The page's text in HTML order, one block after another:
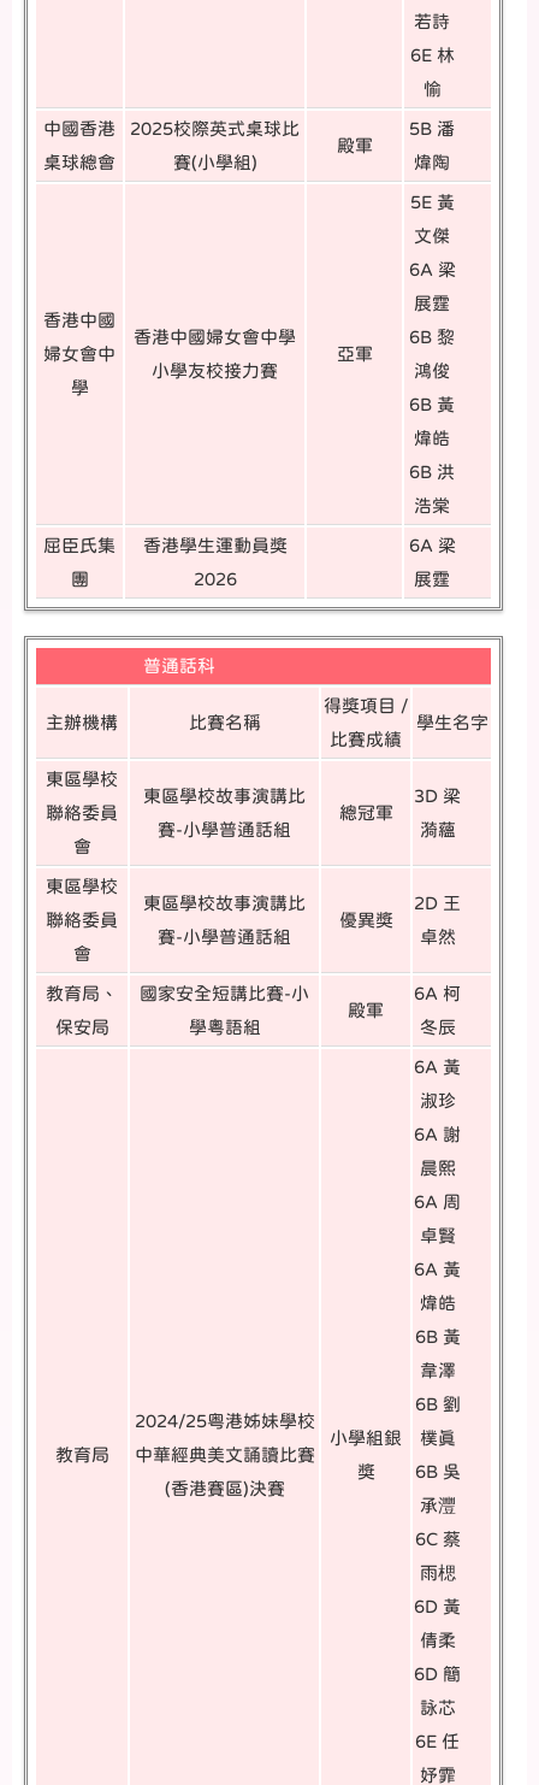
若詩
6E 林
愉
中國香港
桌球總會
2025校際英式桌球比
賽(小學組)
殿軍
5B 潘
煒陶
香港中國
婦女會中
學
香港中國婦女會中學
小學友校接力賽
亞軍
5E 黃
文傑
6A 梁
展霆
6B 黎
鴻俊
6B 黃
煒皓
6B 洪
浩棠
屈臣氏集
團
香港學生運動員獎
2026
6A 梁
展霆
普通話科
主辦機構 比賽名稱
得獎項目 /
比賽成績
學生名字
東區學校
聯絡委員
會
東區學校故事演講比
賽-小學普通話組
總冠軍
3D 梁
漪蘊
東區學校
聯絡委員
會
東區學校故事演講比
賽-小學普通話組
優異獎
2D 王
卓然
教育局、
保安局
國家安全短講比賽-小
學粵語組
殿軍
6A 柯
冬辰
教育局
2024/25粤港姊妹學校
中華經典美文誦讀比賽
(香港賽區)決賽
小學組銀
獎
6A 黃
淑珍
6A 謝
晨熙
6A 周
卓賢
6A 黃
煒皓
6B 黃
韋澤
6B 劉
樸真
6B 吳
承灃
6C 蔡
雨楒
6D 黃
倩柔
6D 簡
詠芯
6E 任
妤霏